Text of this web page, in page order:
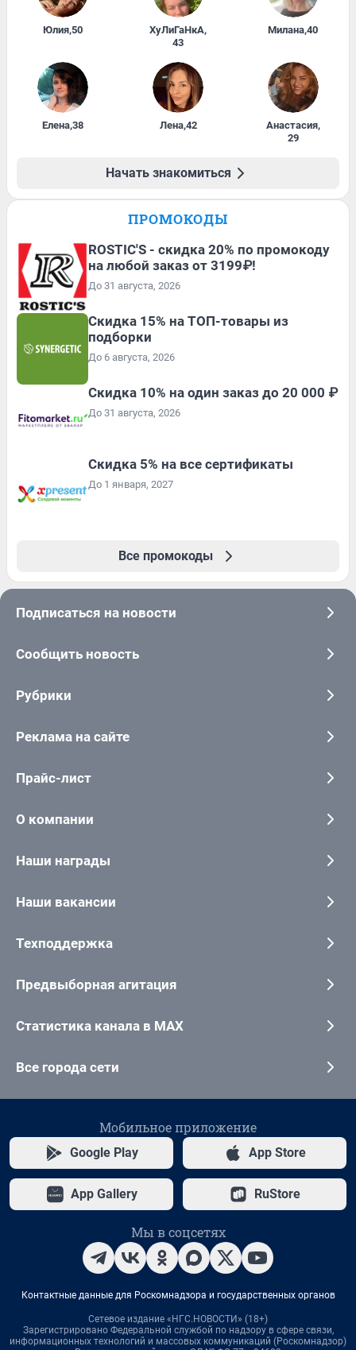
Юлия,50 ХуЛиГаНкА,
43
Милана,40
Елена,38 Лена,42 Анастасия,
29
Начать знакомиться
ПРОМОКОДЫ
ROSTIC'S - скидка 20% по промокоду
на любой заказ от 3199₽!
До 31 августа, 2026
Скидка 15% на ТОП-товары из
подборки
До 6 августа, 2026
Скидка 10% на один заказ до 20 000 ₽
До 31 августа, 2026
Скидка 5% на все сертификаты
До 1 января, 2027
Все промокоды
Подписаться на новости
Сообщить новость
Рубрики
Реклама на сайте
Прайс-лист
О компании
Наши награды
Наши вакансии
Техподдержка
Предвыборная агитация
Статистика канала в MAX
Все города сети
Мобильное приложение
Google Play App Store
App Gallery RuStore
Мы в соцсетях
Контактные данные для Роскомнадзора и государственных органов
Сетевое издание «НГС.НОВОСТИ» (18+)
Зарегистрировано Федеральной службой по надзору в сфере связи,
информационных технологий и массовых коммуникаций (Роскомнадзор)